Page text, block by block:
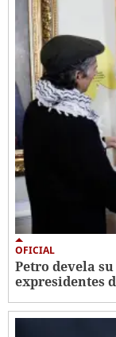
OFICIAL
Petro devela
expresidentes